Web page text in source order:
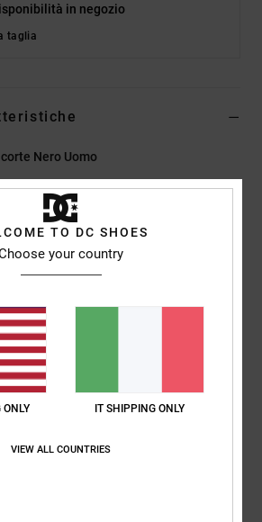
in negozio
taglia
Nero Uomo
Codice colorekvj0
25% jersey di cotone riciclato [200
standard
centro del petto
al centro del collo sul retro
sull'orlo
principale] 75% cotone, 25% cotone
TO DC SHOES
your country
ONLY IT SHIPPING ONLY
VIEW ALL COUNTRIES